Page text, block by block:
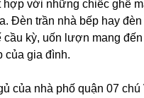
hợp với những chiếc ghế
Đèn trần nhà bếp hay
cầu kỳ, uốn lượn mang đến
của gia đình.
của nhà phố quận 07 chú